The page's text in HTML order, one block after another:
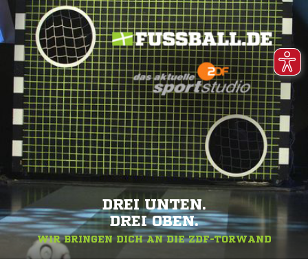
DREI UNTEN.
DREI OBEN.
WIR BRINGEN DICH AN DIE ZDF-TORWAND